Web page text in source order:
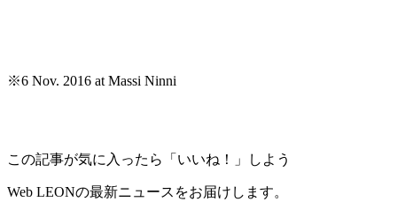
※6 Nov. 2016 at Massi Ninni
この記事が気に入ったら「いいね！」しよう
Web LEONの最新ニュースをお届けします。